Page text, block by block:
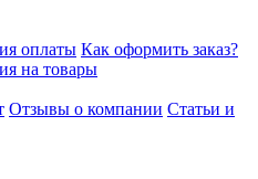
оплаты Как оформить заказ?
на товары
Отзывы о компании Статьи и